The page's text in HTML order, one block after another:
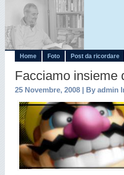
Home Foto Post da ricordare
Facciamo insieme
25 Novembre, 2008 | By admin